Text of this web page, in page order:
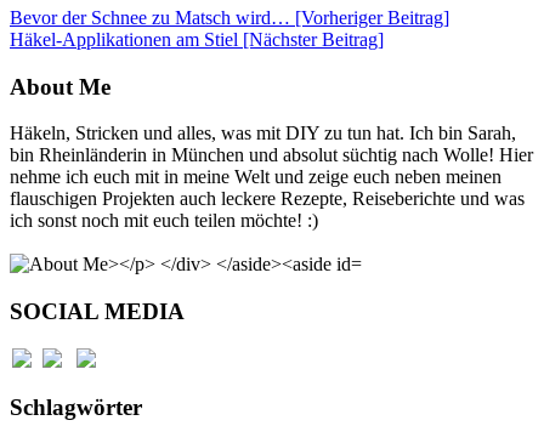
Bevor der Schnee zu Matsch wird… [Vorheriger Beitrag]
Häkel-Applikationen am Stiel [Nächster Beitrag]
About Me
Häkeln, Stricken und alles, was mit DIY zu tun hat. Ich bin Sarah,
bin Rheinländerin in München und absolut süchtig nach Wolle! Hier
nehme ich euch mit in meine Welt und zeige euch neben meinen
flauschigen Projekten auch leckere Rezepte, Reiseberichte und was
ich sonst noch mit euch teilen möchte! :)
SOCIAL MEDIA
Schlagwörter